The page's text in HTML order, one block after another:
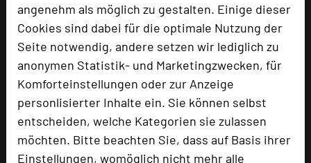
angenehm als möglich zu gestalten. Einige dieser
Cookies sind dabei für die optimale Nutzung der
Seite notwendig, andere setzen wir lediglich zu
anonymen Statistik- und Marketingzwecken, für
Komforteinstellungen oder zur Anzeige
personlisierter Inhalte ein. Sie können selbst
entscheiden, welche Kategorien sie zulassen
möchten. Bitte beachten Sie, dass auf Basis ihrer
Einstellungen, womöglich nicht mehr alle
Hotel bewerten
Hoteldaten
Max. Tagungskapazität (Personen)
U-Form